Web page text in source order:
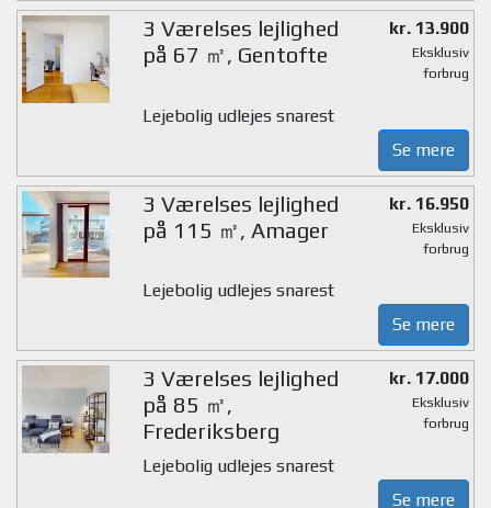
3 Værelses lejlighed
på 67 ㎡, Gentofte
kr. 13.900
Eksklusiv
forbrug
Lejebolig udlejes snarest
Se mere
3 Værelses lejlighed
på 115 ㎡, Amager
kr. 16.950
Eksklusiv
forbrug
Lejebolig udlejes snarest
Se mere
3 Værelses lejlighed
på 85 ㎡,
Frederiksberg
kr. 17.000
Eksklusiv
forbrug
Lejebolig udlejes snarest
Se mere